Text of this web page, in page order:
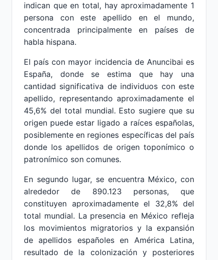
indican que en total, hay aproximadamente 1
persona con este apellido en el mundo,
concentrada principalmente en países de
habla hispana.
El país con mayor incidencia de Anuncibai es
España, donde se estima que hay una
cantidad significativa de individuos con este
apellido, representando aproximadamente el
45,6% del total mundial. Esto sugiere que su
origen puede estar ligado a raíces españolas,
posiblemente en regiones específicas del país
donde los apellidos de origen toponímico o
patronímico son comunes.
En segundo lugar, se encuentra México, con
alrededor de 890.123 personas, que
constituyen aproximadamente el 32,8% del
total mundial. La presencia en México refleja
los movimientos migratorios y la expansión
de apellidos españoles en América Latina,
resultado de la colonización y posteriores